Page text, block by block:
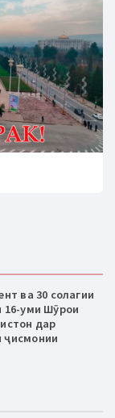
ва 30 солагии
16-уми Шӯрои
дар